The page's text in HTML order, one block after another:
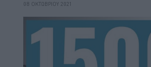
08 ΟΚΤΩΒΡΙΟΥ 2021